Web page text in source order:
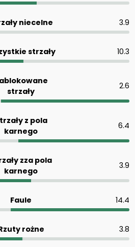
niecelne 3.9
strzały 10.3
strzały
2.6
z pola
karnego
6.4
zza pola
karnego
3.9
Faule 14.4
rożne 3.8